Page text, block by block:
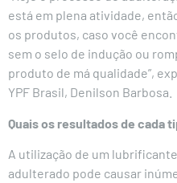
está em plena atividade,
os produtos, caso você
sem o selo de indução ou
produto de má qualidade”,
YPF Brasil, Denilson Barbosa.
Quais os resultados de cada
A utilização de um
adulterado pode causar